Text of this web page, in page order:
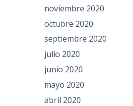
noviembre 2020
octubre 2020
septiembre 2020
julio 2020
junio 2020
mayo 2020
abril 2020